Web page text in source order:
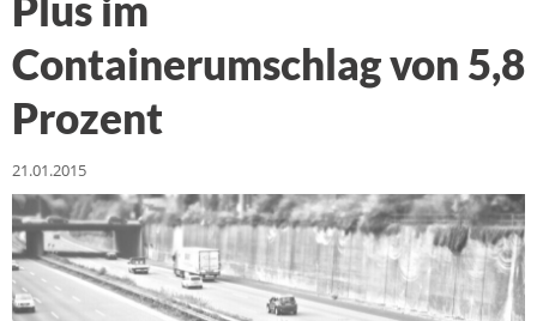
Containerumschlag von 5,8
Prozent
21.01.2015